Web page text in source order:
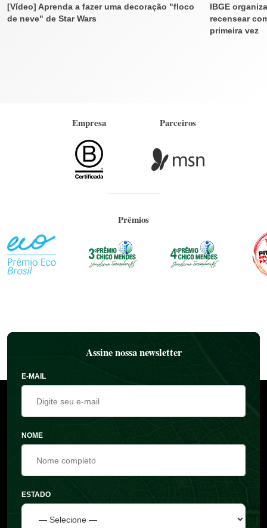
[Vídeo] Aprenda a fazer uma decoração "floco
de neve" de Star Wars
IBGE
recensear
primeira vez
Empresa Parceiros
Prêmios
Assine nossa newsletter
E-MAIL
NOME
ESTADO